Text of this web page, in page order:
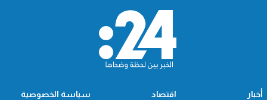
أخبار
اقتصاد
سياسة الخصوصية